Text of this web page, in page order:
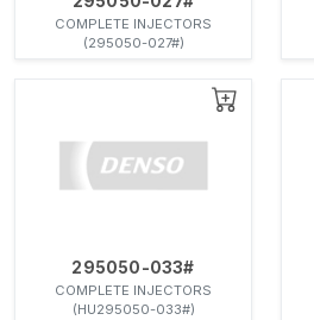
COMPLETE INJECTORS
(295050-027#)
295050-033#
COMPLETE INJECTORS
(HU295050-033#)